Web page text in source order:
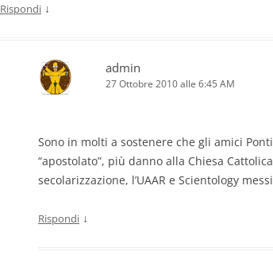
Rispondi ↓
admin
27 Ottobre 2010 alle 6:45 AM
Sono in molti a sostenere che gli amici
“apostolato”, più danno alla Chiesa
secolarizzazione, l’UAAR e Scientology
Rispondi ↓